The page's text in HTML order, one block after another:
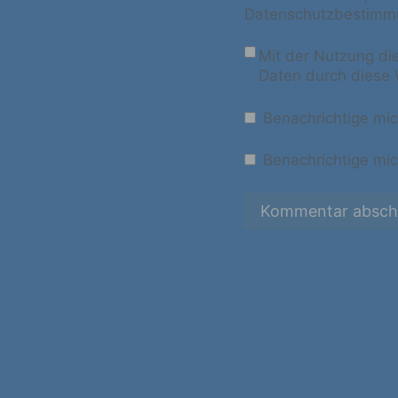
Mit der Nutzung
Daten durch diese
Benachrichtige
Benachrichtige